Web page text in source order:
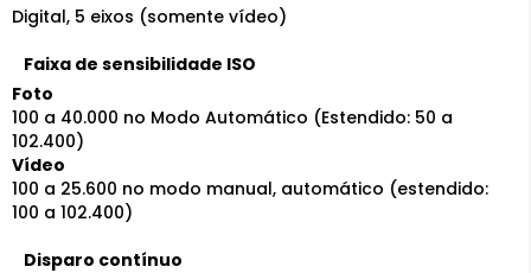
Digital, 5 eixos (somente vídeo)
Faixa de sensibilidade ISO
Foto
100 a 40.000 no Modo Automático (Estendido: 50 a
102.400)
Vídeo
100 a 25.600 no modo manual, automático (estendido:
100 a 102.400)
Disparo contínuo